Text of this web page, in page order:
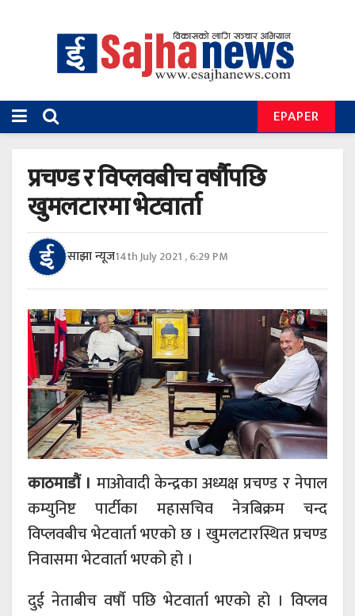
EPAPER
प्रचण्ड र विप्लवबीच वर्षौपछि
खुमलटारमा भेटवार्ता
साझा न्यूज14th July 2021 , 6:29 PM
काठमाडौं । माओवादी केन्द्रका अध्यक्ष प्रचण्ड र नेपाल
कम्युनिष्ट पार्टीका महासचिव नेत्रबिक्रम चन्द
विप्लवबीच भेटवार्ता भएको छ । खुमलटारस्थित प्रचण्ड
निवासमा भेटवार्ता भएको हो ।
दुई नेताबीच वर्षौ पछि भेटवार्ता भएको हो । विप्लव